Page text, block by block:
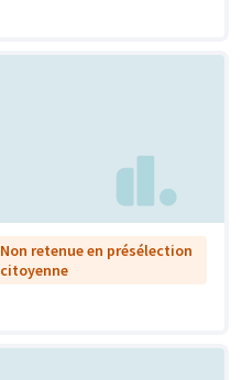
Non retenue en présélection
citoyenne